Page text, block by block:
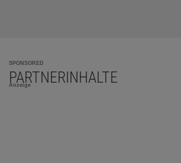
SPONSORED
PARTNERINHALTE
Anzeige